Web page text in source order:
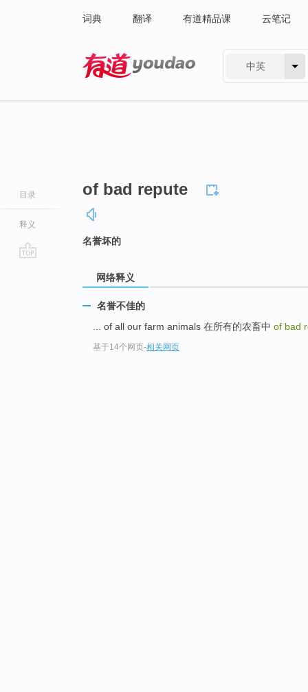
词典 翻译 有道精品课 云笔记
中英
目录
释义
of bad repute
名誉坏的
网络释义
名誉不佳的
... of all our farm animals 在所有的农畜中 of bad
基于14个网页-相关网页